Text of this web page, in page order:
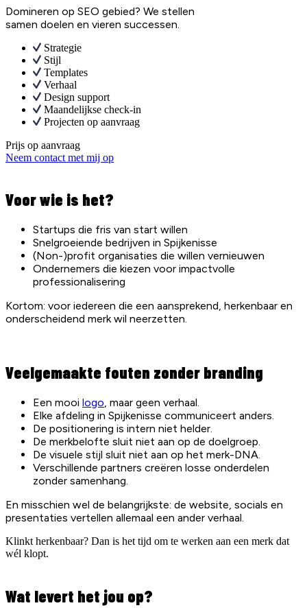
Domineren op SEO gebied? We stellen
samen doelen en vieren successen.
Strategie
Stijl
Templates
Verhaal
Design support
Maandelijkse check-in
Projecten op aanvraag
Prijs op aanvraag
Neem contact met mij op
Voor wie is het?
Startups die fris van start willen
Snelgroeiende bedrijven in Spijkenisse
(Non-)profit organisaties die willen vernieuwen
Ondernemers die kiezen voor impactvolle
professionalisering
Kortom: voor iedereen die een aansprekend, herkenbaar en
onderscheidend merk wil neerzetten.
Veelgemaakte fouten zonder branding
Een mooi logo, maar geen verhaal.
Elke afdeling in Spijkenisse communiceert anders.
De positionering is intern niet helder.
De merkbelofte sluit niet aan op de doelgroep.
De visuele stijl sluit niet aan op het merk-DNA.
Verschillende partners creëren losse onderdelen
zonder samenhang.
En misschien wel de belangrijkste: de website, socials en
presentaties vertellen allemaal een ander verhaal.
Klinkt herkenbaar? Dan is het tijd om te werken aan een merk dat
wél klopt.
Wat levert het jou op?